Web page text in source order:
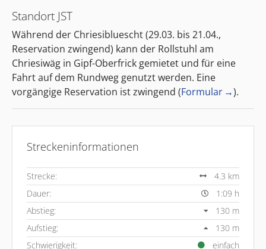
Standort JST
Während der Chriesibluescht (29.03. bis 21.04.,
Reservation zwingend) kann der Rollstuhl am
Chriesiwäg in Gipf-Oberfrick gemietet und für eine
Fahrt auf dem Rundweg genutzt werden. Eine
vorgängige Reservation ist zwingend (Formular ).
Streckeninformationen
Strecke:
4.3 km
Dauer:
1:09 h
Abstieg:
130 m
Aufstieg:
130 m
Schwierigkeit:
einfach